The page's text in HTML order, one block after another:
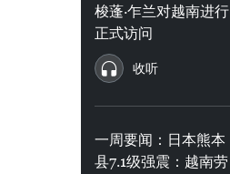
梭蓬·乍兰对越南进行
正式访问
收听
一周要闻：日本熊本
县7.1级强震：越南劳